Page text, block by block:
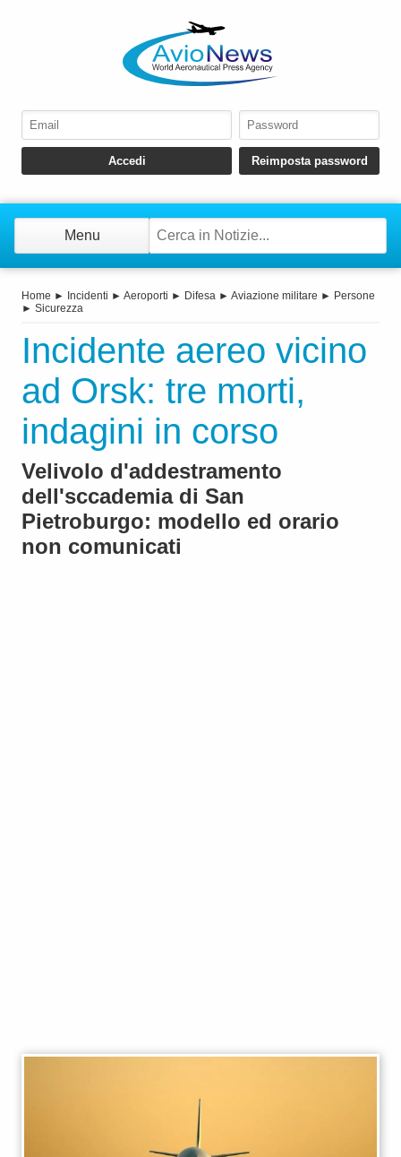
Menu
Home ► Incidenti ► Aeroporti ► Difesa ► Aviazione militare ► Persone
► Sicurezza
Incidente aereo vicino
ad Orsk: tre morti,
indagini in corso
Velivolo d'addestramento
dell'sccademia di San
Pietroburgo: modello ed orario
non comunicati